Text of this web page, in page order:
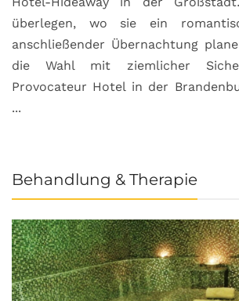
überlegen, wo sie ein
anschließender Übernachtung
die Wahl mit ziemlicher
Provocateur Hotel in der
...
Behandlung & Therapie